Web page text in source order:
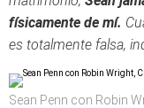
físicamente de mí.
es totalmente falsa,
Sean Penn con Robin